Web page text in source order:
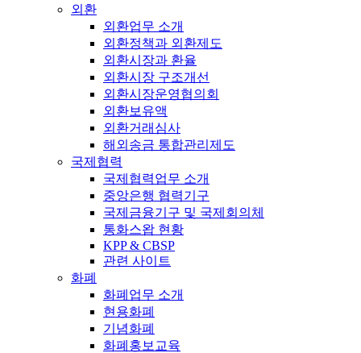
외환
외환업무 소개
외환정책과 외환제도
외환시장과 환율
외환시장 구조개선
외환시장운영협의회
외환보유액
외환거래심사
해외송금 통합관리제도
국제협력
국제협력업무 소개
중앙은행 협력기구
국제금융기구 및 국제회의체
통화스왑 현황
KPP & CBSP
관련 사이트
화폐
화폐업무 소개
현용화폐
기념화폐
화폐홍보교육